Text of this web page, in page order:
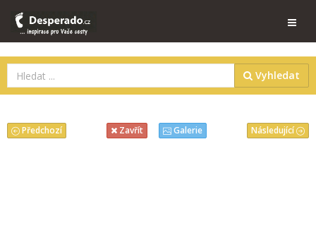
Vyhledat
Následující
Předchozí Zavřít Galerie